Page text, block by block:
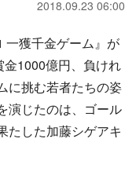
2018.09.23 06:00
獲千金ゲーム』が
1000億円、負けれ
に挑む若者たちの姿
演じたのは、ゴール
たした加藤シゲアキ